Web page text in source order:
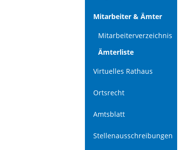
Mitarbeiter & Ämter
Mitarbeiterverzeichnis
Ämterliste
Virtuelles Rathaus
Ortsrecht
Amtsblatt
Stellenausschreibungen